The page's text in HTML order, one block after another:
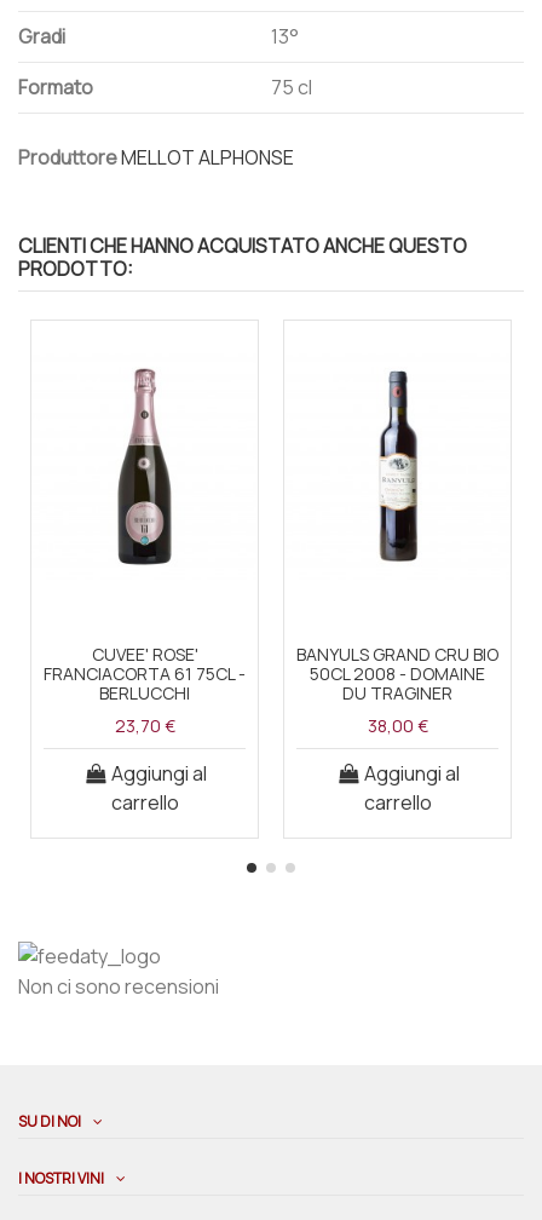
Gradi
13°
Formato
75 cl
ProduttoreMELLOT ALPHONSE
CLIENTI CHE HANNO ACQUISTATO ANCHE QUESTO
PRODOTTO:
CUVEE' ROSE'
FRANCIACORTA 61 75CL -
BERLUCCHI
23,70 €
Aggiungi al
carrello
BANYULS GRAND CRU BIO
50CL 2008 - DOMAINE
DU TRAGINER
38,00 €
Aggiungi al
carrello
Non ci sono recensioni
SU DI NOI
I NOSTRI VINI